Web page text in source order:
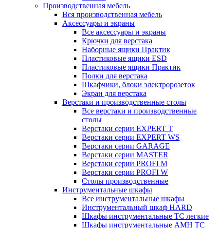
Производственная мебель
Вся производственная мебель
Аксессуары и экраны
Все аксессуары и экраны
Крючки для верстака
Наборные ящики Практик
Пластиковые ящики ESD
Пластиковые ящики Практик
Полки для верстака
Шкафчики, блоки электророзеток
Экран для верстака
Верстаки и производственные столы
Все верстаки и производственные
столы
Верстаки серии EXPERT T
Верстаки серии EXPERT WS
Верстаки серии GARAGE
Верстаки серии MASTER
Верстаки серии PROFI M
Верстаки серии PROFI W
Столы производственные
Инструментальные шкафы
Все инструментальные шкафы
Инструментальный шкаф HARD
Шкафы инструментальные ТС легкие
Шкафы инструментальные AMH TC